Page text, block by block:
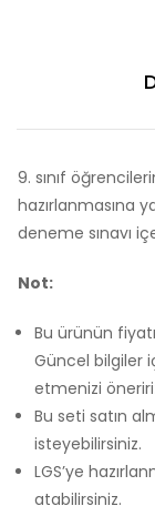
9. sınıf
hazırlanmasına
deneme sınavı
Not:
Bu ürünün
Güncel bilgiler
etmenizi
Bu seti satın
isteyebilirsiniz.
LGS’ye
atabilirsiniz.